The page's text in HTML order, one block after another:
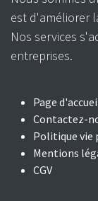
est d'améliorer
Nos services
entreprises.
Page
Contactez-
Politique vie
Mentions
CGV